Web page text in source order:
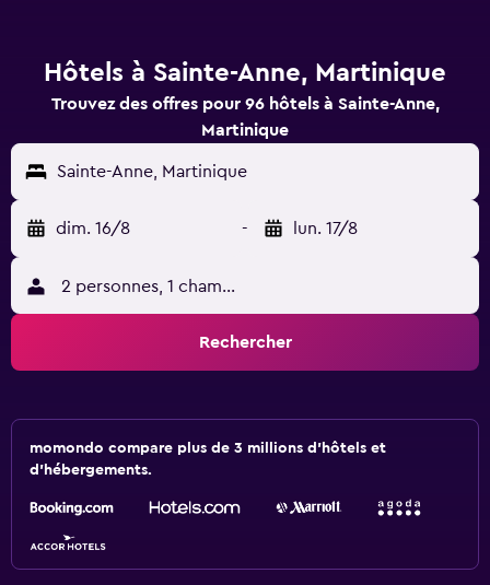
Hôtels à Sainte-Anne, Martinique
Trouvez des offres pour 96 hôtels à Sainte-Anne,
Martinique
Sainte-Anne, Martinique
dim. 16/8 - lun. 17/8
2 personnes, 1 chambre
Rechercher
momondo compare plus de 3 millions d'hôtels et
d'hébergements.